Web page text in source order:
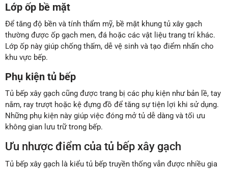
Lớp ốp bề mặt
Để tăng độ bền và tính thẩm mỹ, bề mặt khung tủ xây gạch
thường được ốp gạch men, đá hoặc các vật liệu trang trí khác.
Lớp ốp này giúp chống thấm, dễ vệ sinh và tạo điểm nhấn cho
khu vực bếp.
Phụ kiện tủ bếp
Tủ bếp xây gạch cũng được trang bị các phụ kiện như bản lề, tay
nắm, ray trượt hoặc kệ đựng đồ để tăng sự tiện lợi khi sử dụng.
Những phụ kiện này giúp việc đóng mở tủ dễ dàng và tối ưu
không gian lưu trữ trong bếp.
Ưu nhược điểm của tủ bếp xây gạch
Tủ bếp xây gạch là kiểu tủ bếp truyền thống vẫn được nhiều gia